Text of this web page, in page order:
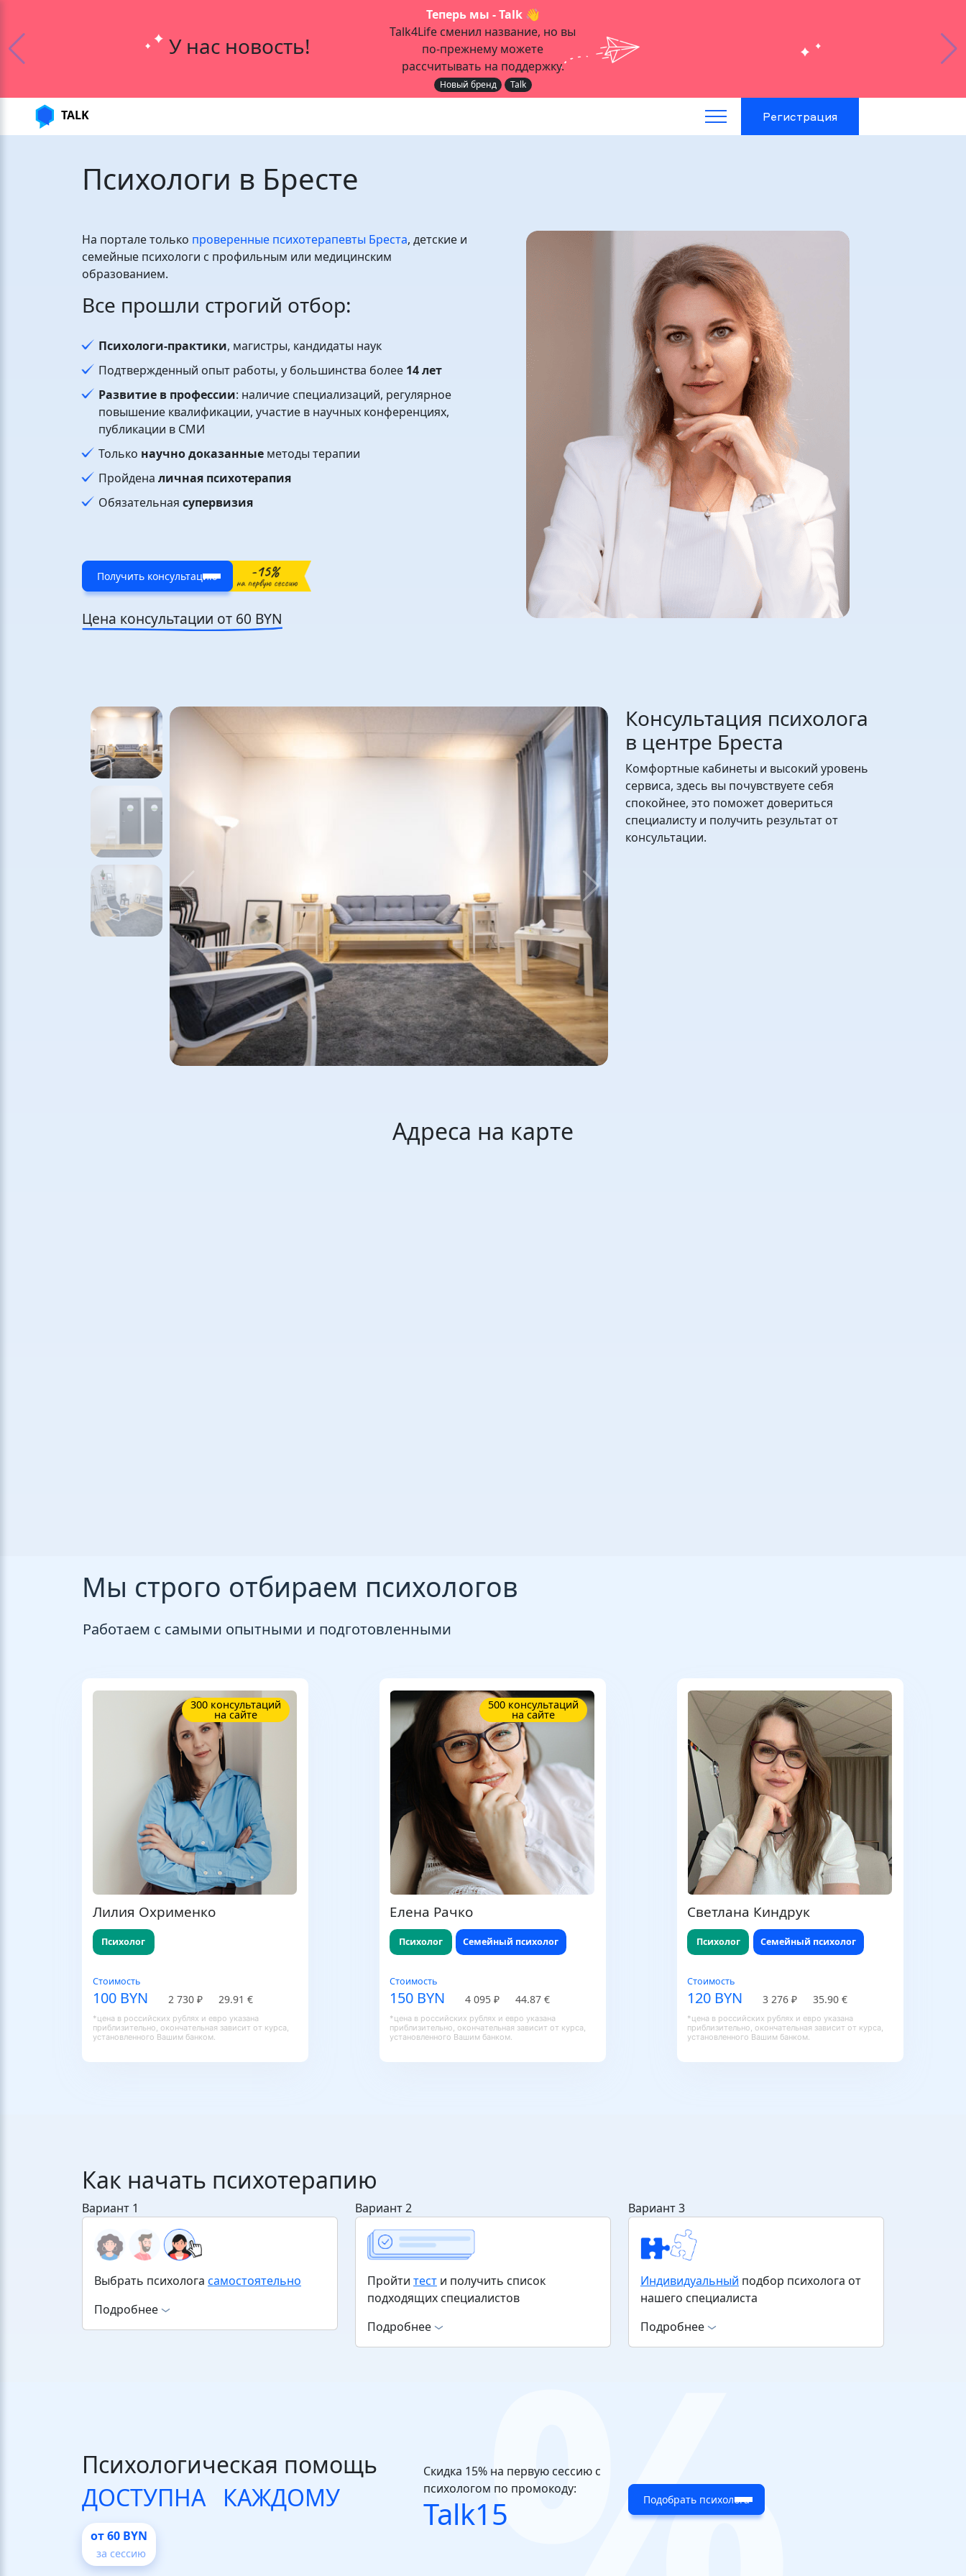
У нас новость!
Теперь мы - Talk 👋
Talk4Life сменил название, но вы
по-прежнему можете
рассчитывать на поддержку.
Новый бренд Talk
TALK Регистрация
Психологи в Бресте
На портале только проверенные психотерапевты Бреста, детские и
семейные психологи с профильным или медицинским
образованием.
Все прошли строгий отбор:
Психологи-практики, магистры, кандидаты наук
Подтвержденный опыт работы, у большинства более 14 лет
Развитие в профессии: наличие специализаций, регулярное
повышение квалификации, участие в научных конференциях,
публикации в СМИ
Только научно доказанные методы терапии
Пройдена личная психотерапия
Обязательная супервизия
Получить консультацию
Цена консультации от 60 BYN
Консультация психолога
в центре Бреста
Комфортные кабинеты и высокий уровень
сервиса, здесь вы почувствуете себя
спокойнее, это поможет довериться
специалисту и получить результат от
консультации.
Адреса на карте
Мы строго отбираем психологов
Работаем с самыми опытными и подготовленными
300 консультаций
на сайте
Лилия Охрименко
Психолог
Стоимость
100 BYN 2 730 ₽ 29.91 €
*цена в российских рублях и евро указана
приблизительно, окончательная зависит от курса,
установленного Вашим банком.
500 консультаций
на сайте
Елена Рачко
Психолог Семейный психолог
Стоимость
150 BYN 4 095 ₽ 44.87 €
*цена в российских рублях и евро указана
приблизительно, окончательная зависит от курса,
установленного Вашим банком.
Светлана Киндрук
Психолог Семейный психолог
Стоимость
120 BYN 3 276 ₽ 35.90 €
*цена в российских рублях и евро указана
приблизительно, окончательная зависит от курса,
установленного Вашим банком.
Как начать психотерапию
Вариант 1
Выбрать психолога самостоятельно
Подробнее
Вариант 2
Пройти тест и получить список
подходящих специалистов
Подробнее
Вариант 3
Индивидуальный подбор психолога от
нашего специалиста
Подробнее
Психологическая помощь
ДОСТУПНА КАЖДОМУ
от 60 BYN
за сессию
Скидка 15% на первую сессию с
психологом по промокоду:
Talk15 Подобрать психолога